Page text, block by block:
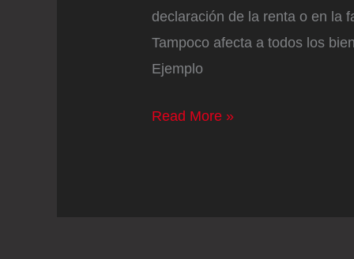
declaración de la renta o en la
Tampoco afecta a todos los
Ejemplo
‘Baratoflación’:
Read More »